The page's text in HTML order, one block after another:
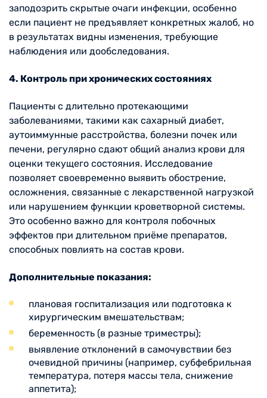
заподозрить скрытые очаги инфекции, особенно
если пациент не предъявляет конкретных жалоб, но
в результатах видны изменения, требующие
наблюдения или дообследования.
4. Контроль при хронических состояниях
Пациенты с длительно протекающими
заболеваниями, такими как сахарный диабет,
аутоиммунные расстройства, болезни почек или
печени, регулярно сдают общий анализ крови для
оценки текущего состояния. Исследование
позволяет своевременно выявить обострение,
осложнения, связанные с лекарственной нагрузкой
или нарушением функции кроветворной системы.
Это особенно важно для контроля побочных
эффектов при длительном приёме препаратов,
способных повлиять на состав крови.
Дополнительные показания:
плановая госпитализация или подготовка к
хирургическим вмешательствам;
беременность (в разные триместры);
выявление отклонений в самочувствии без
очевидной причины (например, субфебрильная
температура, потеря массы тела, снижение
аппетита);